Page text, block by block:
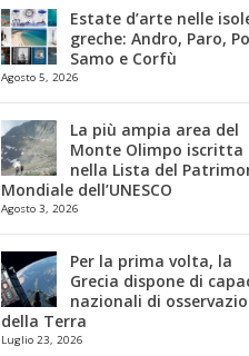
Estate d’arte nelle
greche: Andro, Paro,
Samo e Corfù
Agosto 5, 2026
La più ampia area del
Monte Olimpo iscritta
nella Lista del
Mondiale dell’UNESCO
Agosto 3, 2026
Per la prima volta, la
Grecia dispone di
nazionali di
della Terra
Luglio 23, 2026